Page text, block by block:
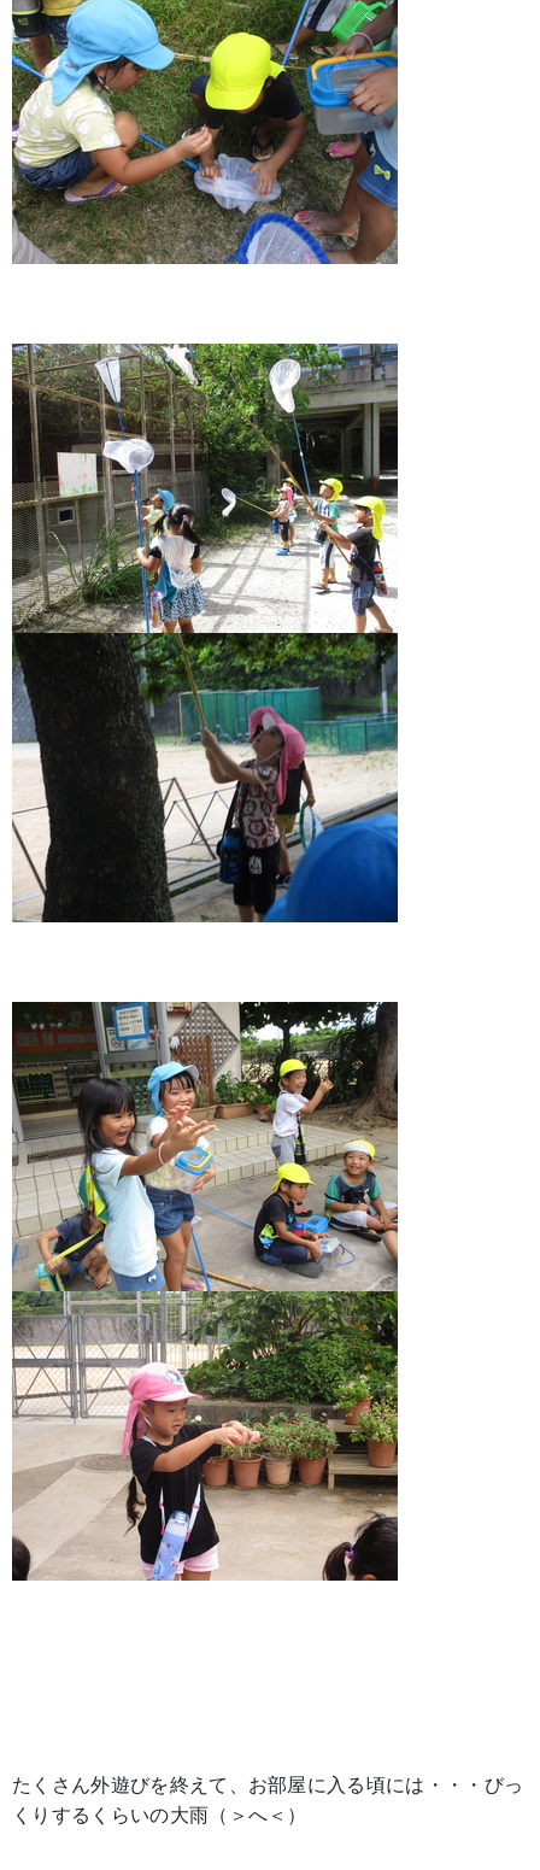
たくさん外遊びを終えて、お部屋に入る頃には・・・びっ
くりするくらいの大雨（＞へ＜）